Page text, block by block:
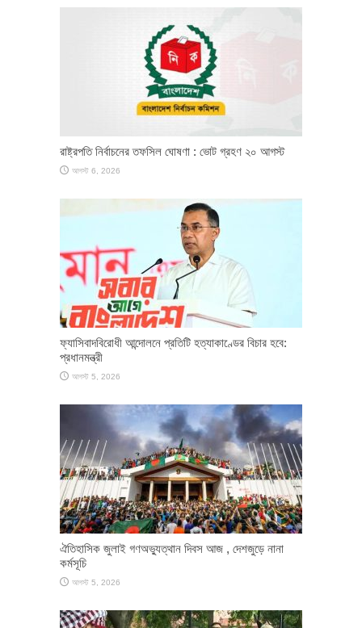
রাষ্ট্রপতি নির্বাচনের তফসিল ঘোষণা : ভোট গ্রহণ ২০ আগস্ট
আগস্ট 6, 2026
ফ্যাসিবাদবিরোধী আন্দোলনে প্রতিটি হত্যাকাণ্ডের বিচার হবে:
প্রধানমন্ত্রী
আগস্ট 5, 2026
ঐতিহাসিক জুলাই গণঅভ্যুত্থান দিবস আজ , দেশজুড়ে নানা
কর্মসূচি
আগস্ট 5, 2026